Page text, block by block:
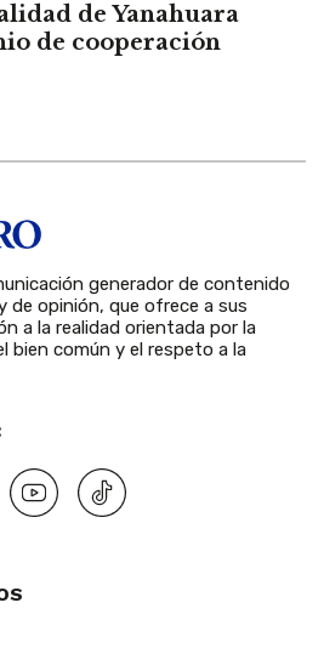
de Yanahuara
de cooperación
generador de contenido
de opinión, que ofrece a sus
a la realidad orientada por la
bien común y el respeto a la